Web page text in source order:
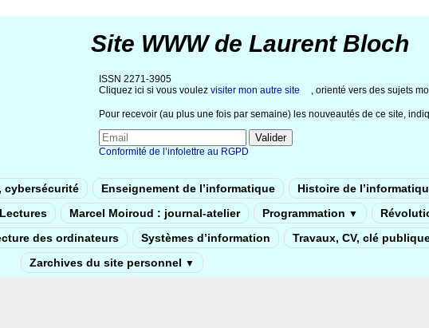
Site WWW de Laurent Bloch
ISSN 2271-3905
Cliquez ici si vous voulez visiter mon autre site , orienté vers des sujets
Pour recevoir (au plus une fois par semaine) les nouveautés de ce site,
Conformité de l’infolettre au RGPD
cybersécurité Enseignement de l’informatique Histoire de
Lectures Marcel Moiroud : journal-atelier Programmation ▼
des ordinateurs Systèmes d’information Travaux, CV, clé
Zarchives du site personnel ▼